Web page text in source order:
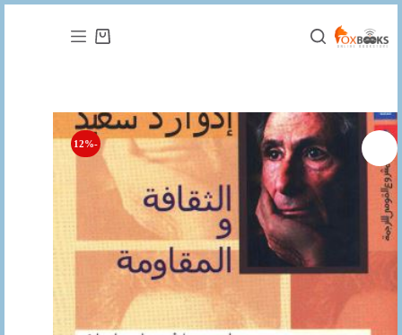
المحتوى
عربة
-12%